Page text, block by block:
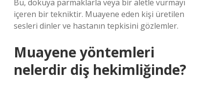
Bu, dokuya parmaklarla veya bir aletle vurmayı
içeren bir tekniktir. Muayene eden kişi üretilen
sesleri dinler ve hastanın tepkisini gözlemler.
Muayene yöntemleri
nelerdir diş hekimliğinde?